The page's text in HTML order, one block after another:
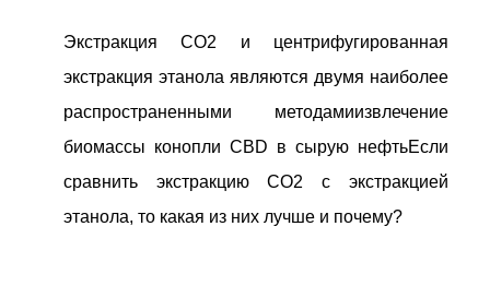
Экстракция СО2 и центрифугированная
экстракция этанола являются двумя наиболее
распространенными методамиизвлечение
биомассы конопли CBD в сырую нефтьЕсли
сравнить экстракцию СО2 с экстракцией
этанола, то какая из них лучше и почему?